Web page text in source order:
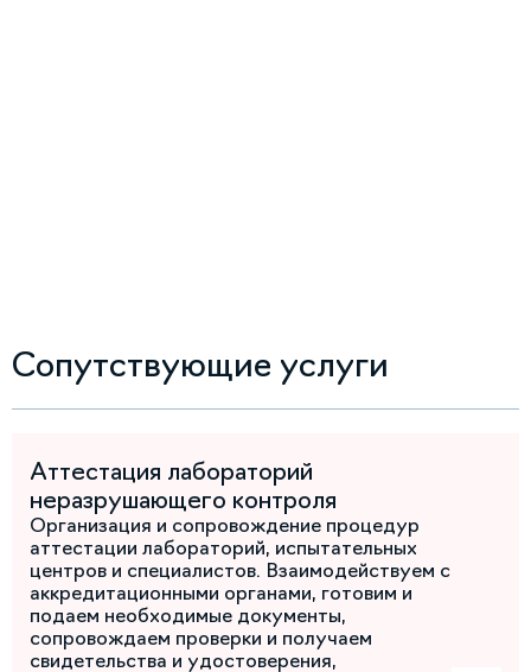
Сопутствующие услуги
Аттестация лабораторий
неразрушающего контроля
Организация и сопровождение процедур
аттестации лабораторий, испытательных
центров и специалистов. Взаимодействуем с
аккредитационными органами, готовим и
подаем необходимые документы,
сопровождаем проверки и получаем
свидетельства и удостоверения,